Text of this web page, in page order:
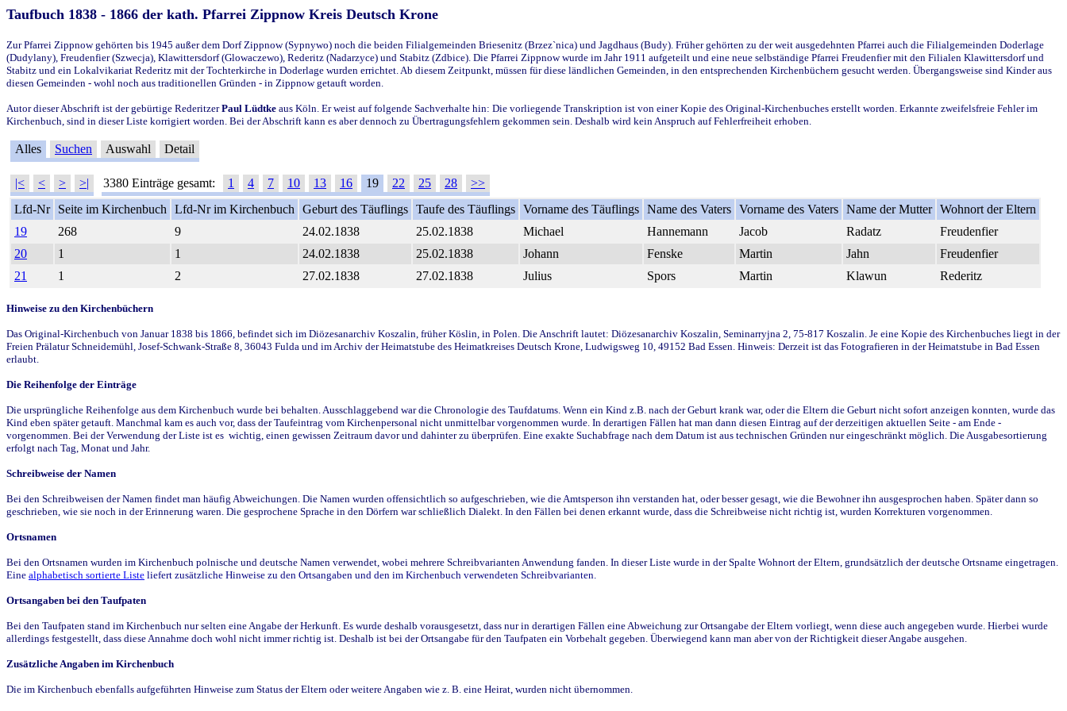
Taufbuch 1838 - 1866 der kath. Pfarrei Zippnow Kreis Deutsch Krone
Zur Pfarrei Zippnow gehörten bis 1945 außer dem Dorf Zippnow (Sypnywo) noch die beiden Filialgemeinden Briesenitz (Brzez`nica) und Jagdhaus (Budy). Früher gehörten zu der weit ausgedehnten Pfarrei auch die Filialgemeinden Doderlage
(Dudylany), Freudenfier (Szwecja), Klawittersdorf (Glowaczewo), Rederitz (Nadarzyce) und Stabitz (Zdbice). Die Pfarrei Zippnow wurde im Jahr 1911 aufgeteilt und eine neue selbständige Pfarrei Freudenfier mit den Filialen Klawittersdorf und
Stabitz und ein Lokalvikariat Rederitz mit der Tochterkirche in Doderlage wurden errichtet. Ab diesem Zeitpunkt, müssen für diese ländlichen Gemeinden, in den entsprechenden Kirchenbüchern gesucht werden. Übergangsweise sind Kinder aus
diesen Gemeinden - wohl noch aus traditionellen Gründen - in Zippnow getauft worden.
Autor dieser Abschrift ist der gebürtige RederitzerPaul Lüdtke aus Köln. Er weist auf folgende Sachverhalte hin: Die vorliegende Transkription ist von einer Kopie des Original-Kirchenbuches erstellt worden. Erkannte zweifelsfreie Fehler im
Kirchenbuch, sind in dieser Liste korrigiert worden. Bei der Abschrift kann es aber dennoch zu Übertragungsfehlern gekommen sein. Deshalb wird kein Anspruch auf Fehlerfreiheit erhoben.
Alles Suchen Auswahl Detail
|< < > >| 3380 Einträge gesamt: 1 4 7 10 13 16 19 22 25 28
>>
Lfd-Nr
Seite im Kirchenbuch Lfd-Nr im Kirchenbuch Geburt des Täuflings Taufe des Täuflings Vorname des Täuflings Name des Vaters Vorname des Vaters Name der Mutter Wohnort der Eltern
19
268 9 24.02.1838 25.02.1838 Michael Hannemann Jacob Radatz
Freudenfier
20
1 1 24.02.1838 25.02.1838 Johann Fenske Martin Jahn
Freudenfier
21
1 2 27.02.1838 27.02.1838 Julius Spors Martin Klawun Rederitz
Hinweise zu den Kirchenbüchern
Das Original-Kirchenbuch von Januar 1838 bis 1866, befindet sich im Diözesanarchiv Koszalin, früher Köslin, in Polen. Die Anschrift lautet: Diözesanarchiv Koszalin, Seminarryjna 2, 75-817 Koszalin. Je eine Kopie des Kirchenbuches liegt in der
Freien Prälatur Schneidemühl, Josef-Schwank-Straße 8, 36043 Fulda und im Archiv der Heimatstube des Heimatkreises Deutsch Krone, Ludwigsweg 10, 49152 Bad Essen. Hinweis: Derzeit ist das Fotografieren in der Heimatstube in Bad Essen
erlaubt.
Die Reihenfolge der Einträge
Die ursprüngliche Reihenfolge aus dem Kirchenbuch wurde bei behalten. Ausschlaggebend war die Chronologie des Taufdatums. Wenn ein Kind z.B. nach der Geburt krank war, oder die Eltern die Geburt nicht sofort anzeigen konnten, wurde das
Kind eben später getauft. Manchmal kam es auch vor, dass der Taufeintrag vom Kirchenpersonal nicht unmittelbar vorgenommen wurde. In derartigen Fällen hat man dann diesen Eintrag auf der derzeitigen aktuellen Seite - am Ende -
vorgenommen. Bei der Verwendung der Liste ist es wichtig, einen gewissen Zeitraum davor und dahinter zu überprüfen. Eine exakte Suchabfrage nach dem Datum ist aus technischen Gründen nur eingeschränkt möglich. Die Ausgabesortierung
erfolgt nach Tag, Monat und Jahr.
Schreibweise der Namen
Bei den Schreibweisen der Namen findet man häufig Abweichungen. Die Namen wurden offensichtlich so aufgeschrieben, wie die Amtsperson ihn verstanden hat, oder besser gesagt, wie die Bewohner ihn ausgesprochen haben. Später dann so
geschrieben, wie sie noch in der Erinnerung waren. Die gesprochene Sprache in den Dörfern war schließlich Dialekt. In den Fällen bei denen erkannt wurde, dass die Schreibweise nicht richtig ist, wurden Korrekturen vorgenommen.
Ortsnamen
Bei den Ortsnamen wurden im Kirchenbuch polnische und deutsche Namen verwendet, wobei mehrere Schreibvarianten Anwendung fanden. In dieser Liste wurde in der Spalte Wohnort der Eltern, grundsätzlich der deutsche Ortsname eingetragen.
Eine alphabetisch sortierte Liste liefert zusätzliche Hinweise zu den Ortsangaben und den im Kirchenbuch verwendeten Schreibvarianten.
Ortsangaben bei den Taufpaten
Bei den Taufpaten stand im Kirchenbuch nur selten eine Angabe der Herkunft. Es wurde deshalb vorausgesetzt, dass nur in derartigen Fällen eine Abweichung zur Ortsangabe der Eltern vorliegt, wenn diese auch angegeben wurde. Hierbei wurde
allerdings festgestellt, dass diese Annahme doch wohl nicht immer richtig ist. Deshalb ist bei der Ortsangabe für den Taufpaten ein Vorbehalt gegeben. Überwiegend kann man aber von der Richtigkeit dieser Angabe ausgehen.
Zusätzliche Angaben im Kirchenbuch
Die im Kirchenbuch ebenfalls aufgeführten Hinweise zum Status der Eltern oder weitere Angaben wie z. B. eine Heirat, wurden nicht übernommen.